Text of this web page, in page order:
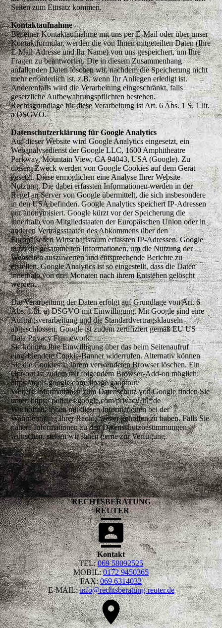
Seiten zum Einsatz kommen.
Kontaktaufnahme
Bei einer Kontaktaufnahme mit uns per E-Mail oder über unser
Kontaktformular, werden die von Ihnen mitgeteilten Daten (Ihre
E-Mail-Adresse und Ihr Name) von uns gespeichert, um Ihre
Fragen zu beantworten. Die in diesem Zusammenhang
anfallenden Daten löschen wir, nachdem die Speicherung nicht
mehr erforderlich ist, z.B. wenn Ihr Anliegen erledigt ist.
Anderenfalls wird die Verarbeitung eingeschränkt, falls
gesetzliche Aufbewahrungspflichten bestehen.
Rechtsgrundlage für diese Verarbeitung ist Art. 6 Abs. 1 S. 1 lit.
a DSGVO.
Datenschutzerklärung für Google Analytics
Auf dieser Website wird Google Analytics eingesetzt, ein
Webanalysedienst der Google LLC, 1600 Amphitheatre
Parkway, Mountain View, CA 94043, USA (Google). Zu
diesem Zweck werden von Google Cookies auf dem Gerät
gesetzt. Diese ermöglichen eine Analyse Ihrer Website-
Nutzung. Die dabei erfassten Informationen werden in der
Regel an Server von Google übermittelt, die sich insbesondere
in den USA befinden. Google Analytics speichert IP-Adressen
nur anonymisiert. Google kürzt vor der Speicherung die
innerhalb von Mitgliedstaaten der Europäischen Union oder in
anderen Vertragsstaaten des Abkommens über den
Europäischen Wirtschaftsraum erfassten IP-Adressen. Google
nutzt die gesammelten Informationen, um die Nutzung der
Webseiten auszuwerten und entsprechende Berichte zu
erstellen. Google Analytics ist so eingestellt, dass die Daten
innerhalb von drei Monaten nach ihrem Entstehen gelöscht
werden.
Die Verarbeitung der Daten erfolgt auf Grundlage von Art. 6
Abs. 1 lit. a) DSGVO mit Einwilligung. Mit Google sind eine
Auftragsverarbeitung und die Standardvertragsklauseln
abgeschlossen. Google ist zudem zertifiziert gemäß EU US
Data Privacy Framework.
Sie können Ihre Einwilligung über das beim Seitenaufruf
eingeblendete Cookie-Banner widerrufen. Alternativ können
Sie die Cookies in Ihrem verwendeten Browser löschen. Ein
Opt-out ist zudem mit folgendem Browser-Add-on möglich:
https://tools.google.com/dlpage/gaoptout/
Weitere Informationen zum Datenschutz von Google finden Sie
unter: https://policies.google.com/privacy?hl=de
Wir hoffen, Ihnen mit diesen Informationen bei der
Wahrnehmung Ihrer Rechte weiter geholfen zu haben. Falls Sie
nähere Informationen zu den Datenschutzbestimmungen
wünschen, stehen wir Ihnen gerne zur Verfügung.
RECHTSBERATUNG
REUTER
Kontakt
TEL:069 58092525
MOBIL:0172 9450365
FAX:069 6314032
E-MAIL:info@rechtsberatung-reuter.de